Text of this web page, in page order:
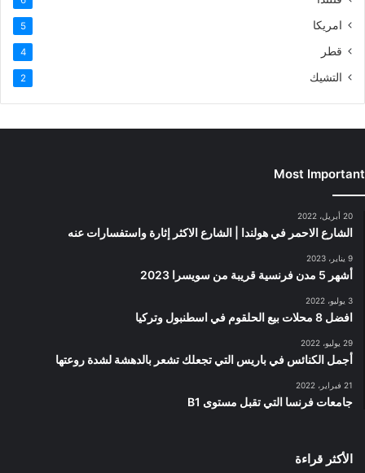
امريكا 5
قطر 4
التشيك 2
Most Important
20 أبريل، 2022
الشارع الاحمر في هولندا | الشارع الاكثر إثارة واستفسارات عنه
9 يناير، 2023
أشهر 5 مدن فرنسية قريبة من سويسرا 2023
3 يوليو، 2022
افضل 8 محلات بيع الحلقوم في اسطنبول وتركيا
29 يوليو، 2022
أجمل الكنائس في باريس التي تجعلك تشعر بالدهشة لشدة روعتها
21 فبراير، 2022
جامعات فرنسا التي تقبل مستوى B1
الأكثر قراءة